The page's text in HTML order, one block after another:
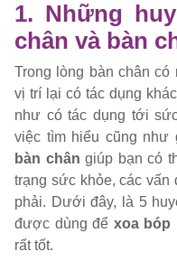
1. Những
chân và bàn
Trong lòng bàn chân có
vị trí lại có tác dụng
như có tác dụng tới
việc tìm hiểu cũng như
bàn chân giúp bạn có
trạng sức khỏe, các vấn
phải. Dưới đây, là 5
được dùng để xoa bóp
rất tốt.